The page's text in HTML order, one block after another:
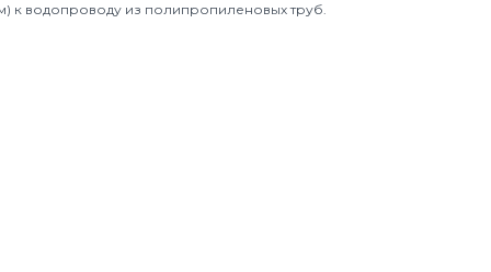
к водопроводу из полипропиленовых труб.